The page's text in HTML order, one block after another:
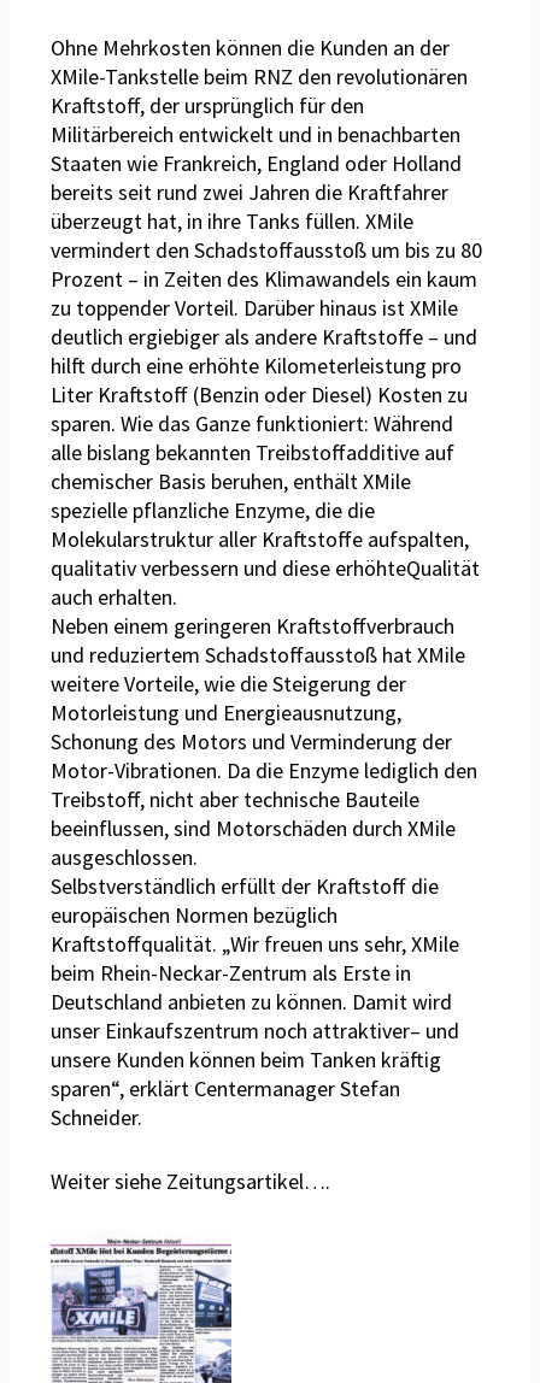
Ohne Mehrkosten können die Kunden an der
XMile-Tankstelle beim RNZ den revolutionären
Kraftstoff, der ursprünglich für den
Militärbereich entwickelt und in benachbarten
Staaten wie Frankreich, England oder Holland
bereits seit rund zwei Jahren die Kraftfahrer
überzeugt hat, in ihre Tanks füllen. XMile
vermindert den Schadstoffausstoß um bis zu 80
Prozent – in Zeiten des Klimawandels ein kaum
zu toppender Vorteil. Darüber hinaus ist XMile
deutlich ergiebiger als andere Kraftstoffe – und
hilft durch eine erhöhte Kilometerleistung pro
Liter Kraftstoff (Benzin oder Diesel) Kosten zu
sparen. Wie das Ganze funktioniert: Während
alle bislang bekannten Treibstoffadditive auf
chemischer Basis beruhen, enthält XMile
spezielle pflanzliche Enzyme, die die
Molekularstruktur aller Kraftstoffe aufspalten,
qualitativ verbessern und diese erhöhteQualität
auch erhalten.
Neben einem geringeren Kraftstoffverbrauch
und reduziertem Schadstoffausstoß hat XMile
weitere Vorteile, wie die Steigerung der
Motorleistung und Energieausnutzung,
Schonung des Motors und Verminderung der
Motor-Vibrationen. Da die Enzyme lediglich den
Treibstoff, nicht aber technische Bauteile
beeinflussen, sind Motorschäden durch XMile
ausgeschlossen.
Selbstverständlich erfüllt der Kraftstoff die
europäischen Normen bezüglich
Kraftstoffqualität. „Wir freuen uns sehr, XMile
beim Rhein-Neckar-Zentrum als Erste in
Deutschland anbieten zu können. Damit wird
unser Einkaufszentrum noch attraktiver– und
unsere Kunden können beim Tanken kräftig
sparen“, erklärt Centermanager Stefan
Schneider.
Weiter siehe Zeitungsartikel….